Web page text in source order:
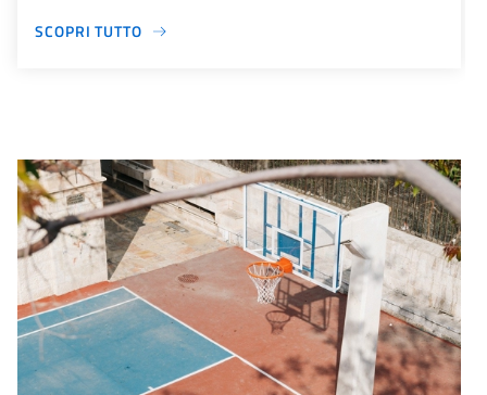
SCOPRI TUTTO